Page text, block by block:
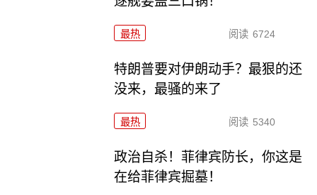
最热 阅读 6724
特朗普要对伊朗动手？最狠的还
没来，最骚的来了
最热 阅读 5340
政治自杀！菲律宾防长，你这是
在给菲律宾掘墓！